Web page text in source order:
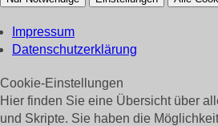
Impressum
Datenschutzerklärung
Cookie-Einstellungen
Hier finden Sie eine Übersicht über
und Skripte. Sie haben die